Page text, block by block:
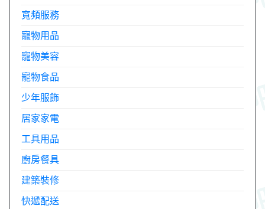
寬頻服務
寵物用品
寵物美容
寵物食品
少年服飾
居家家電
工具用品
廚房餐具
建築裝修
快遞配送